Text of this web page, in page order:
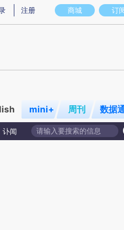
意图存在偏差。不代表财新观点和立场
商城 订
注册
mini+ 周刊 数据
讣闻